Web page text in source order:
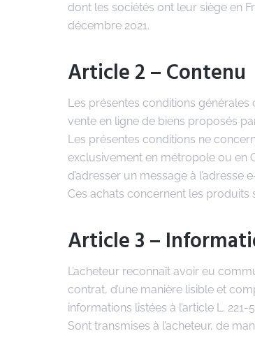
dont les sociétés ont leur siège en
décembre 2021.
Article 2 – Contenu
Les présentes conditions
vente en ligne de biens proposés
Les présentes conditions ne
exclusivement en métropole ou en
d’adresser un message à
Ces achats concernent les produits
Article 3 –
L’acheteur reconnaît avoir eu
contrat, d’une manière lisible et
informations listées à l’article L.
Sont transmises à l’acheteur, de